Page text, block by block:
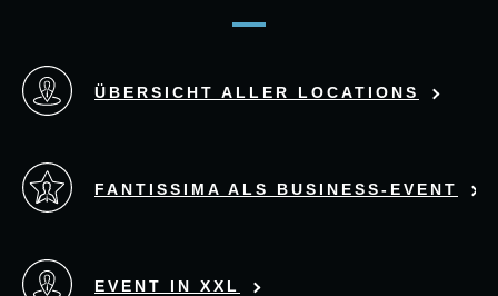
ÜBERSICHT ALLER LOCATIONS
FANTISSIMA ALS BUSINESS-EVENT
EVENT IN XXL